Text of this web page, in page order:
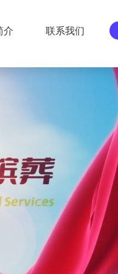
介 联系我们